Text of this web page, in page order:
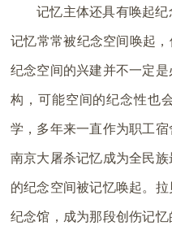
记忆主体还具有唤起纪
记忆常常被纪念空间唤起，
纪念空间的兴建并不一定
构，可能空间的纪念性也
学，多年来一直作为职工
南京大屠杀记忆成为全民
的纪念空间被记忆唤起。
纪念馆，成为那段创伤记